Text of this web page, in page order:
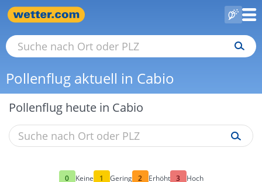
Pollenflug aktuell in Cabio
Pollenflug heute in Cabio
0 Keine 1 Gering 2 Erhöht 3 Hoch